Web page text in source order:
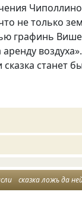
не только
графинь
воздуха».
станет
сказка ложь да